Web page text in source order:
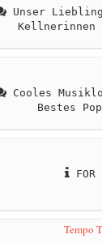
Unser
Kellnerinnen
Cooles
Bestes
FOR
Tempo